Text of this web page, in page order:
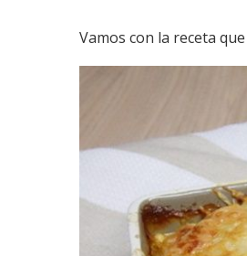
Vamos con la receta